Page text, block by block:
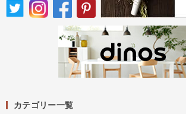
カテゴリー一覧